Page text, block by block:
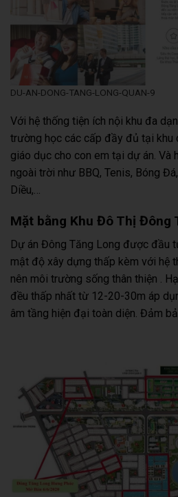
DU-AN-DONG-TANG-LONG-QUAN-9
Với hệ thống tiện ích nội khu đa
trường học các cấp đầy đủ tại khu
giáo dục cho con em tại dự án. Và
ngoài trời như BBQ, Tenis, Bóng
Diều,…
Mặt bằng Khu Đô Thị Đông
Dự án Đông Tăng Long được đầu
mật độ xây dựng thấp kèm với hệ
nên môi trường sống thân thiện .
đều thấp nhất từ 12-20-30m áp
âm tầng hiện đại toàn diện. Đảm